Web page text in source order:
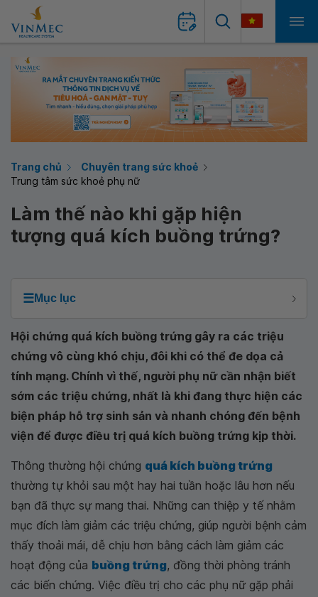
Trang chủ
Chuyên trang sức khoẻ
Trung tâm sức khoẻ phụ nữ
Làm thế nào khi gặp hiện
tượng quá kích buồng trứng?
☰Mục lục
Hội chứng quá kích buồng trứng gây ra các triệu
chứng vô cùng khó chịu, đôi khi có thể đe dọa cả
tính mạng. Chính vì thế, người phụ nữ cần nhận biết
sớm các triệu chứng, nhất là khi đang thực hiện các
biện pháp hỗ trợ sinh sản và nhanh chóng đến bệnh
viện để được điều trị quá kích buồng trứng kịp thời.
Thông thường hội chứng quá kích buồng trứng
thường tự khỏi sau một hay hai tuần hoặc lâu hơn nếu
bạn đã thực sự mang thai. Những can thiệp y tế nhằm
mục đích làm giảm các triệu chứng, giúp người bệnh cảm
thấy thoải mái, dễ chịu hơn bằng cách làm giảm các
hoạt động của buồng trứng, đồng thời phòng tránh
các biến chứng. Việc điều trị cho các phụ nữ gặp phải